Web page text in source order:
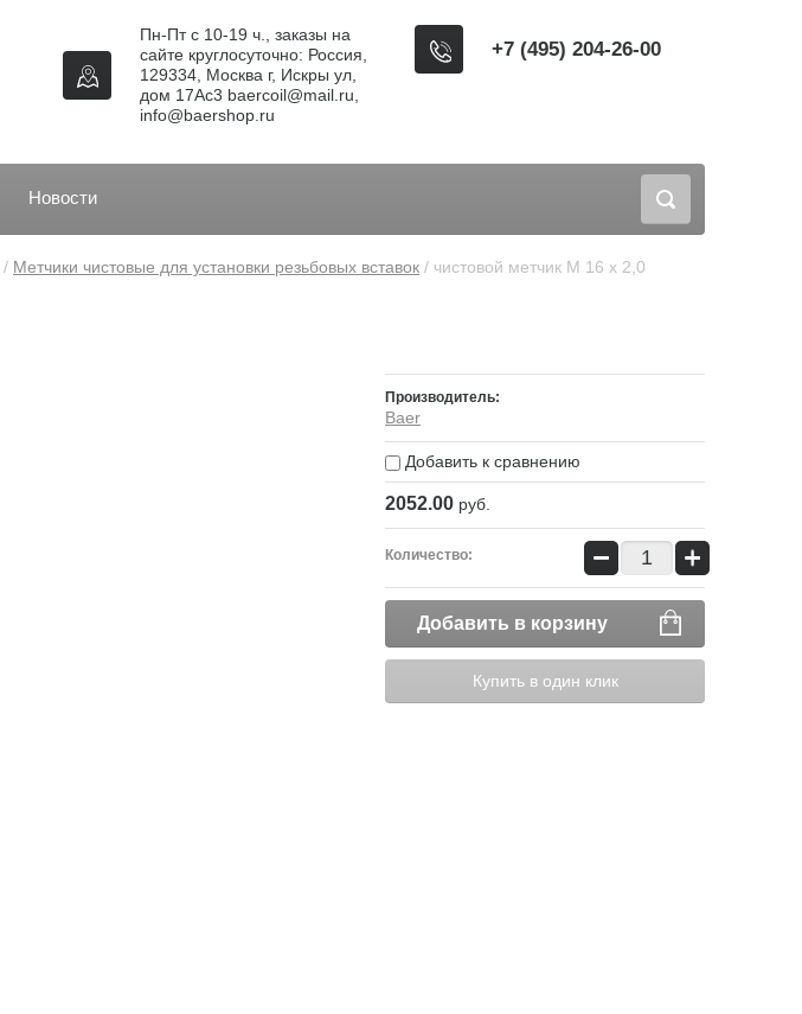
+7 (495) 204-26-00
Пн-Пт с 10-19 ч., заказы на
сайте круглосуточно: Россия,
129334, Москва г, Искры ул,
дом 17Ас3 baercoil@mail.ru,
info@baershop.ru
Новости
/ Метчики чистовые для установки резьбовых вставок / чистовой метчик M 16 x 2,0
Производитель:
Baer
Добавить к сравнению
2052.00 руб.
Количество: − +
Добавить в корзину
Купить в один клик